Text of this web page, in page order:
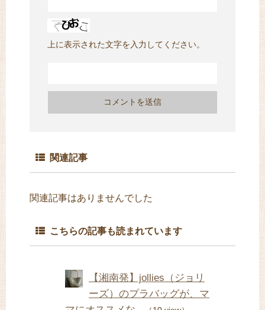
上に表示された文字を入力してください。
関連記事
関連記事はありませんでした
こちらの記事も読まれています
【湘南発】jollies（ジョリ
ーズ）のプラバッグが、マ